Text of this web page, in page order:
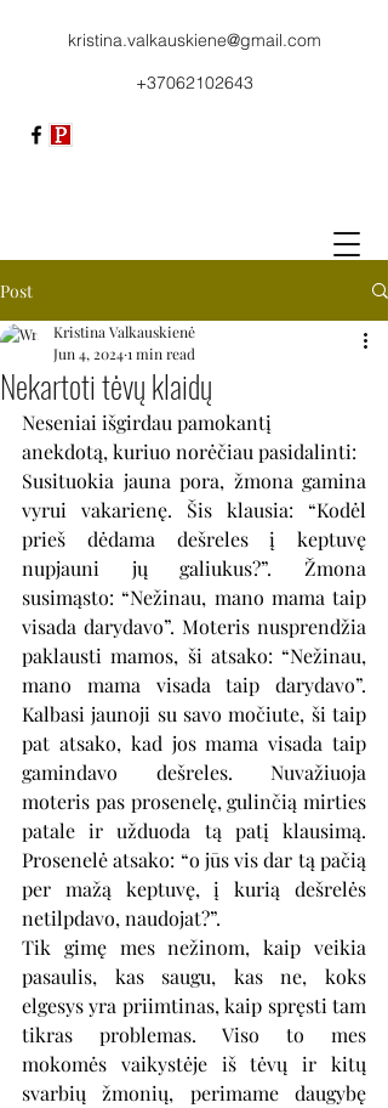
kristina.valkauskiene@gmail.com
+37062102643
Post
Nekartoti tėvų klaidų
Kristina Valkauskienė
Jun 4, 20241 min read
Neseniai išgirdau pamokantį
anekdotą, kuriuo norėčiau pasidalinti:
Susituokia jauna pora, žmona gamina
vyrui vakarienę. Šis klausia: “Kodėl
prieš dėdama dešreles į keptuvę
nupjauni jų galiukus?”. Žmona
susimąsto: “Nežinau, mano mama taip
visada darydavo”. Moteris nusprendžia
paklausti mamos, ši atsako: “Nežinau,
mano mama visada taip darydavo”.
Kalbasi jaunoji su savo močiute, ši taip
pat atsako, kad jos mama visada taip
gamindavo dešreles. Nuvažiuoja
moteris pas prosenelę, gulinčią mirties
patale ir užduoda tą patį klausimą.
Prosenelė atsako: “o jūs vis dar tą pačią
per mažą keptuvę, į kurią dešrelės
netilpdavo, naudojat?”.
Tik gimę mes nežinom, kaip veikia
pasaulis, kas saugu, kas ne, koks
elgesys yra priimtinas, kaip spręsti tam
tikras problemas. Viso to mes
mokomės vaikystėje iš tėvų ir kitų
svarbių žmonių, perimame daugybę